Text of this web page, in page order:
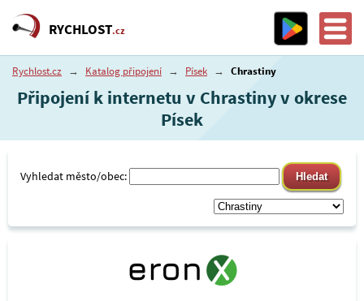
RYCHLOST.cz
Rychlost.cz → Katalog připojení → Písek → Chrastiny
Připojení k internetu v Chrastiny v okrese
Písek
Vyhledat město/obec: